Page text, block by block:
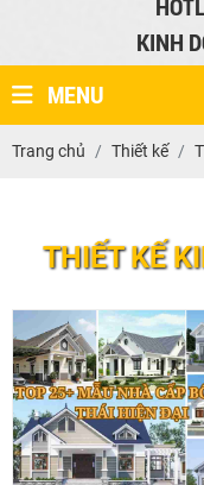
KINH
MENU
Trang chủ Thiết kế
THIẾT KẾ